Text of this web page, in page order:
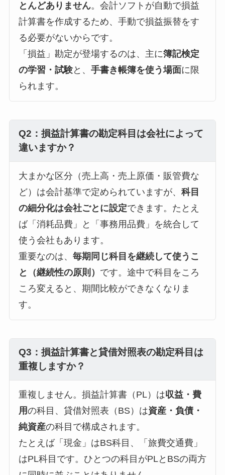
とんどありません。会計ソフトが自動で損益
計算書を作成するため、手動で損益振替をす
る必要がないからです。
「損益」勘定が登場するのは、主に簿記検定
の学習・試験と、 手書き帳簿を使う場面に限
られます。
Q2：損益計算書の勘定科目は会社によって
違いますか？
大まかな区分（売上高・売上原価・販管費な
ど）は会計基準で定められていますが、 科目
の細分化は会社ごとに設定できます。たとえ
ば「消耗品費」と「事務用品費」を統合して
使う会社もあります。
重要なのは、 毎期同じ科目を継続して使うこ
と（継続性の原則） です。途中で科目をころ
ころ変えると、期間比較ができなくなりま
す。
Q3：損益計算書と貸借対照表の勘定科目は
重複しますか？
重複しません。損益計算書（PL）は収益・費
用の科目、貸借対照表（BS）は資産・負債・
純資産の科目で構成されます。
たとえば「現金」はBS科目、「旅費交通費」
はPL科目です。ひとつの科目がPLとBSの両方